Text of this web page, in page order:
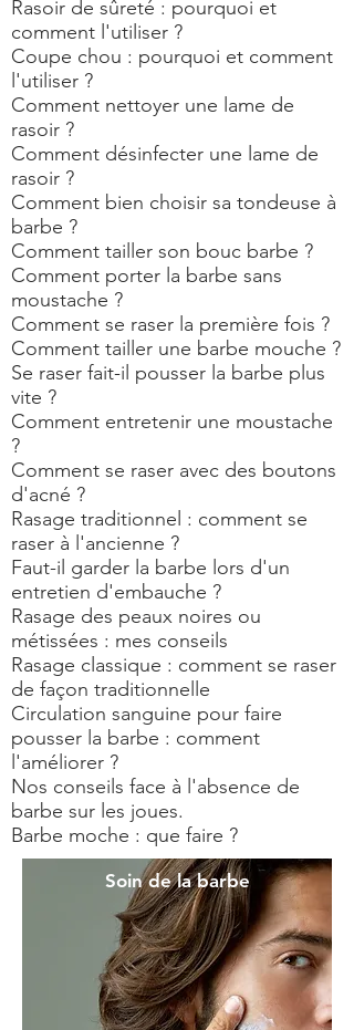
Rasoir de sûreté : pourquoi et
comment l'utiliser ?
Coupe chou : pourquoi et comment
l'utiliser ?
Comment nettoyer une lame de
rasoir ?
Comment désinfecter une lame de
rasoir ?
Comment bien choisir sa tondeuse à
barbe ?
Comment tailler son bouc barbe ?
Comment porter la barbe sans
moustache ?
Comment se raser la première fois ?
Comment tailler une barbe mouche ?
Se raser fait-il pousser la barbe plus
vite ?
Comment entretenir une moustache
?
Comment se raser avec des boutons
d'acné ?
Rasage traditionnel : comment se
raser à l'ancienne ?
Faut-il garder la barbe lors d'un
entretien d'embauche ?
Rasage des peaux noires ou
métissées : mes conseils
Rasage classique : comment se raser
de façon traditionnelle
Circulation sanguine pour faire
pousser la barbe : comment
l'améliorer ?
Nos conseils face à l'absence de
barbe sur les joues.
Barbe moche : que faire ?
Soin de la barbe